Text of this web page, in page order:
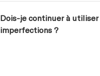
Dois-je continuer à
imperfections ?